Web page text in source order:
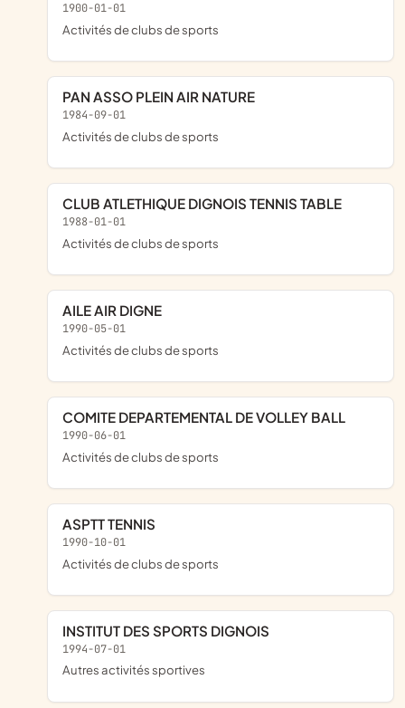
1900-01-01
Activités de clubs de sports
PAN ASSO PLEIN AIR NATURE
1984-09-01
Activités de clubs de sports
CLUB ATLETHIQUE DIGNOIS TENNIS TABLE
1988-01-01
Activités de clubs de sports
AILE AIR DIGNE
1990-05-01
Activités de clubs de sports
COMITE DEPARTEMENTAL DE VOLLEY BALL
1990-06-01
Activités de clubs de sports
ASPTT TENNIS
1990-10-01
Activités de clubs de sports
INSTITUT DES SPORTS DIGNOIS
1994-07-01
Autres activités sportives